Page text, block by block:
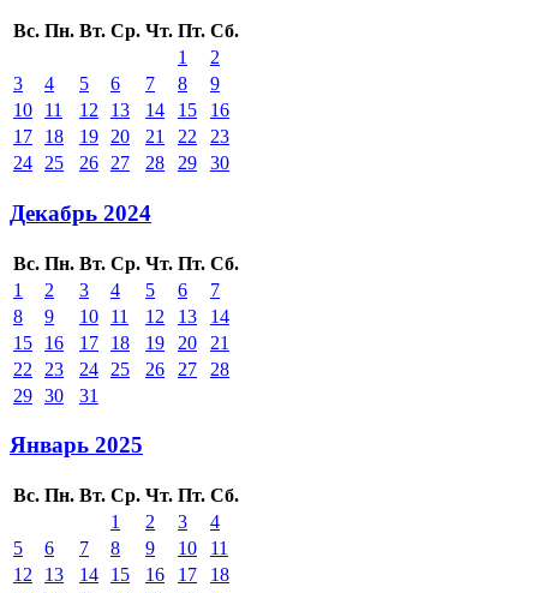
Вс. Пн. Вт. Ср. Чт. Пт. Сб.
1
2
3
4 5 6 7 8
9
10
11 12 13 14 15
16
17
18 19 20 21 22
23
24
25 26 27 28 29 30
Декабрь 2024
Вс. Пн. Вт. Ср. Чт. Пт. Сб.
1
2 3 4 5 6
7
8
9 10 11 12 13
14
15
16 17 18 19 20
21
22
23 24 25 26 27
28
29 30 31
Январь 2025
Вс. Пн. Вт. Ср. Чт. Пт. Сб.
1
2 3
4
5
6 7 8 9 10
11
12
13 14 15 16 17
18